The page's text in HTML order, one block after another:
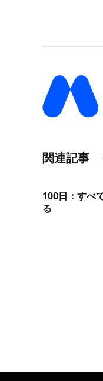
関連記事
100日：すべ
る